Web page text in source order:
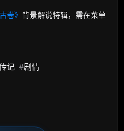
卷》 背景解说特辑，需在菜单
记 #剧情